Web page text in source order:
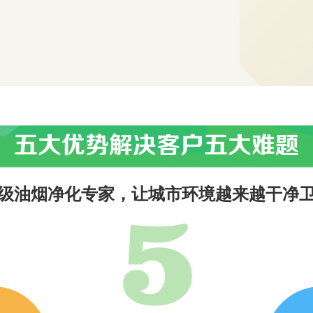
五大优势解决客户五大难题
油烟净化专家，让城市环境越来越干净